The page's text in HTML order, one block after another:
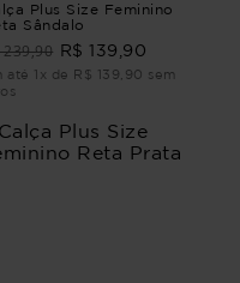
Plus Size Feminino
Sândalo
239,90 R$ 139,90
até 1x de R$ 139,90 sem